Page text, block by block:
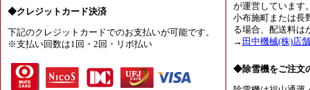
◆クレジットカード決済
下記のクレジットカードでのお支払いが可能です。
※支払い回数は1回・2回・リボ払い
が運営しています
小布施町または長
る場合、配送料は
→ 田中機械(株)店
◆除雪機をご注文